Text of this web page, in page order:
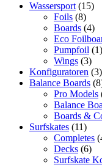
Wassersport (15)
Foils (8)
Boards (4)
Eco
Pumpfoil (1)
Wings (3)
Konfiguratoren (3)
Balance Boards
Pro Models
Balance
Boards &
Surfskates (11)
Completes
Decks (6)
Surfskate